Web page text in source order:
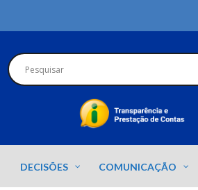
DECISÕES COMUNICAÇÃO